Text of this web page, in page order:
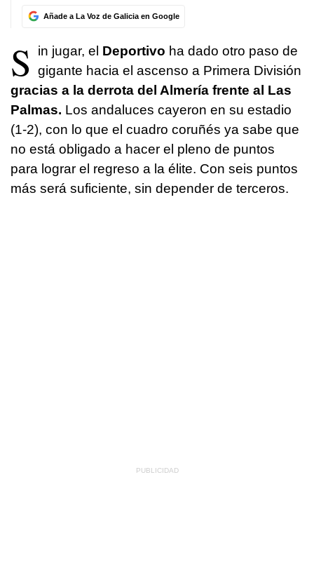
Añade a La Voz de Galicia en Google
S in jugar, el Deportivo ha dado otro paso de
gigante hacia el ascenso a Primera División
gracias a la derrota del Almería frente al Las
Palmas. Los andaluces cayeron en su estadio
(1-2), con lo que el cuadro coruñés ya sabe que
no está obligado a hacer el pleno de puntos
para lograr el regreso a la élite. Con seis puntos
más será suficiente, sin depender de terceros.